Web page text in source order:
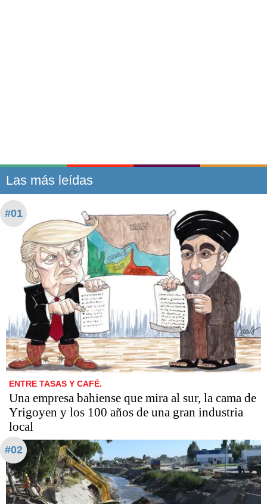
Las más leídas
#01
ENTRE TASAS Y CAFÉ.
Una empresa bahiense que mira al sur, la cama de
Yrigoyen y los 100 años de una gran industria
local
#02